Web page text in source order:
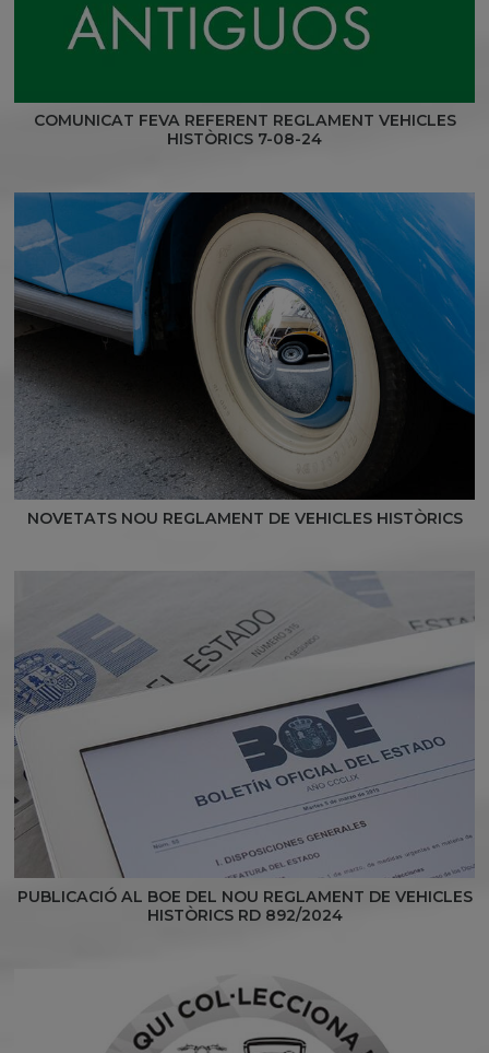
COMUNICAT FEVA REFERENT REGLAMENT VEHICLES
HISTÒRICS 7-08-24
NOVETATS NOU REGLAMENT DE VEHICLES HISTÒRICS
PUBLICACIÓ AL BOE DEL NOU REGLAMENT DE VEHICLES
HISTÒRICS RD 892/2024